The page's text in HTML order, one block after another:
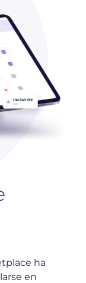
ha
en